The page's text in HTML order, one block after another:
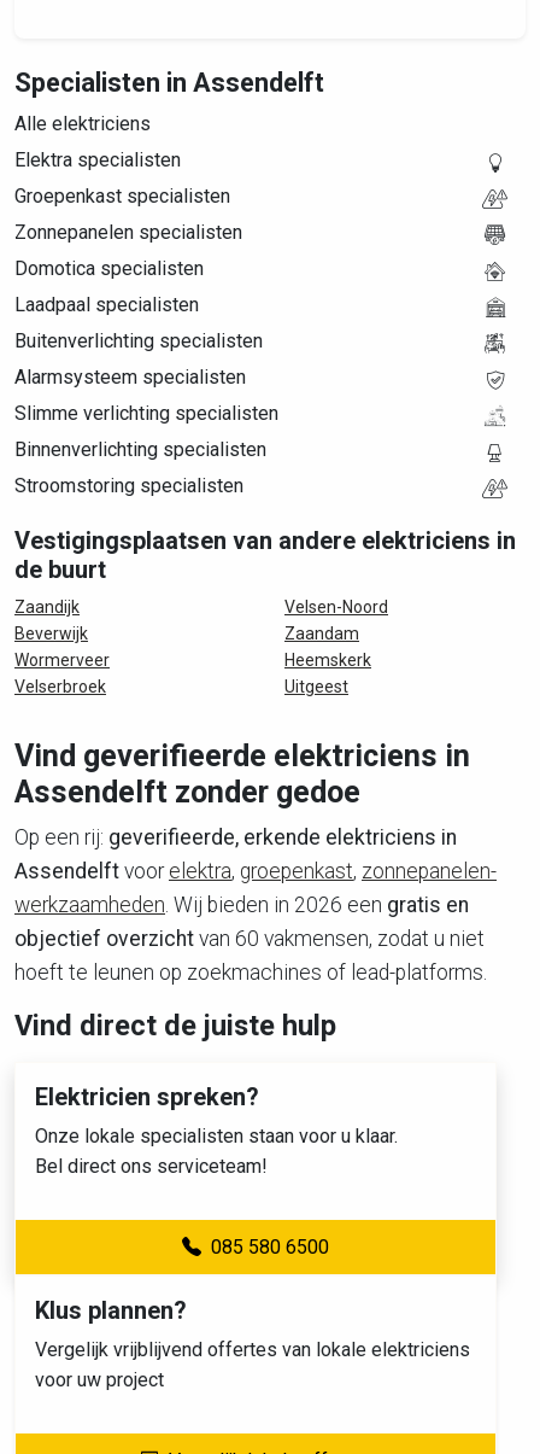
Specialisten in Assendelft
Alle elektriciens
Elektra specialisten
Groepenkast specialisten
Zonnepanelen specialisten
Domotica specialisten
Laadpaal specialisten
Buitenverlichting specialisten
Alarmsysteem specialisten
Slimme verlichting specialisten
Binnenverlichting specialisten
Stroomstoring specialisten
Vestigingsplaatsen van andere elektriciens in
de buurt
Zaandijk
Beverwijk
Wormerveer
Velserbroek
Velsen-Noord
Zaandam
Heemskerk
Uitgeest
Vind geverifieerde elektriciens in
Assendelft zonder gedoe
Op een rij: geverifieerde, erkende elektriciens in
Assendelft voor elektra, groepenkast, zonnepanelen-
werkzaamheden. Wij bieden in 2026 een gratis en
objectief overzicht van 60 vakmensen, zodat u niet
hoeft te leunen op zoekmachines of lead-platforms.
Vind direct de juiste hulp
Elektricien spreken?
Onze lokale specialisten staan voor u klaar.
Bel direct ons serviceteam!
085 580 6500
Klus plannen?
Vergelijk vrijblijvend offertes van lokale elektriciens
voor uw project